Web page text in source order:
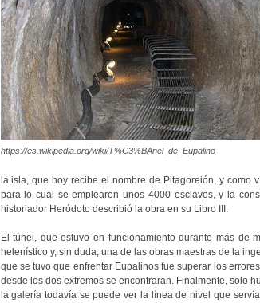
https://es.wikipedia.org/wiki/T%C3%BAnel_de_Eupalino
la isla, que hoy recibe el nombre de Pitagoreión, y como
para lo cual se emplearon unos 4000 esclavos, y la
historiador Heródoto describió la obra en su Libro III.
El túnel, que estuvo en funcionamiento durante más de
helenístico y, sin duda, una de las obras maestras de la
que se tuvo que enfrentar Eupalinos fue superar los
desde los dos extremos se encontraran. Finalmente, solo
la galería todavía se puede ver la línea de nivel que